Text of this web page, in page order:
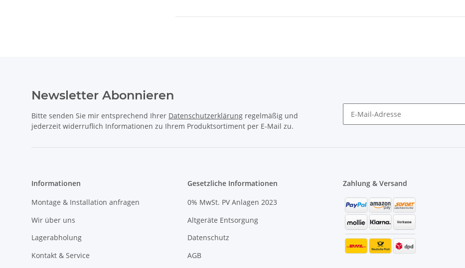
Newsletter Abonnieren
Bitte senden Sie mir entsprechend Ihrer Datenschutzerklärung regelmäßig und
jederzeit widerruflich Informationen zu Ihrem Produktsortiment per E-Mail zu.
Informationen
Montage & Installation anfragen
Wir über uns
Lagerabholung
Kontakt & Service
Gesetzliche Informationen
0% MwSt. PV Anlagen 2023
Altgeräte Entsorgung
Datenschutz
AGB
Zahlung & Versand